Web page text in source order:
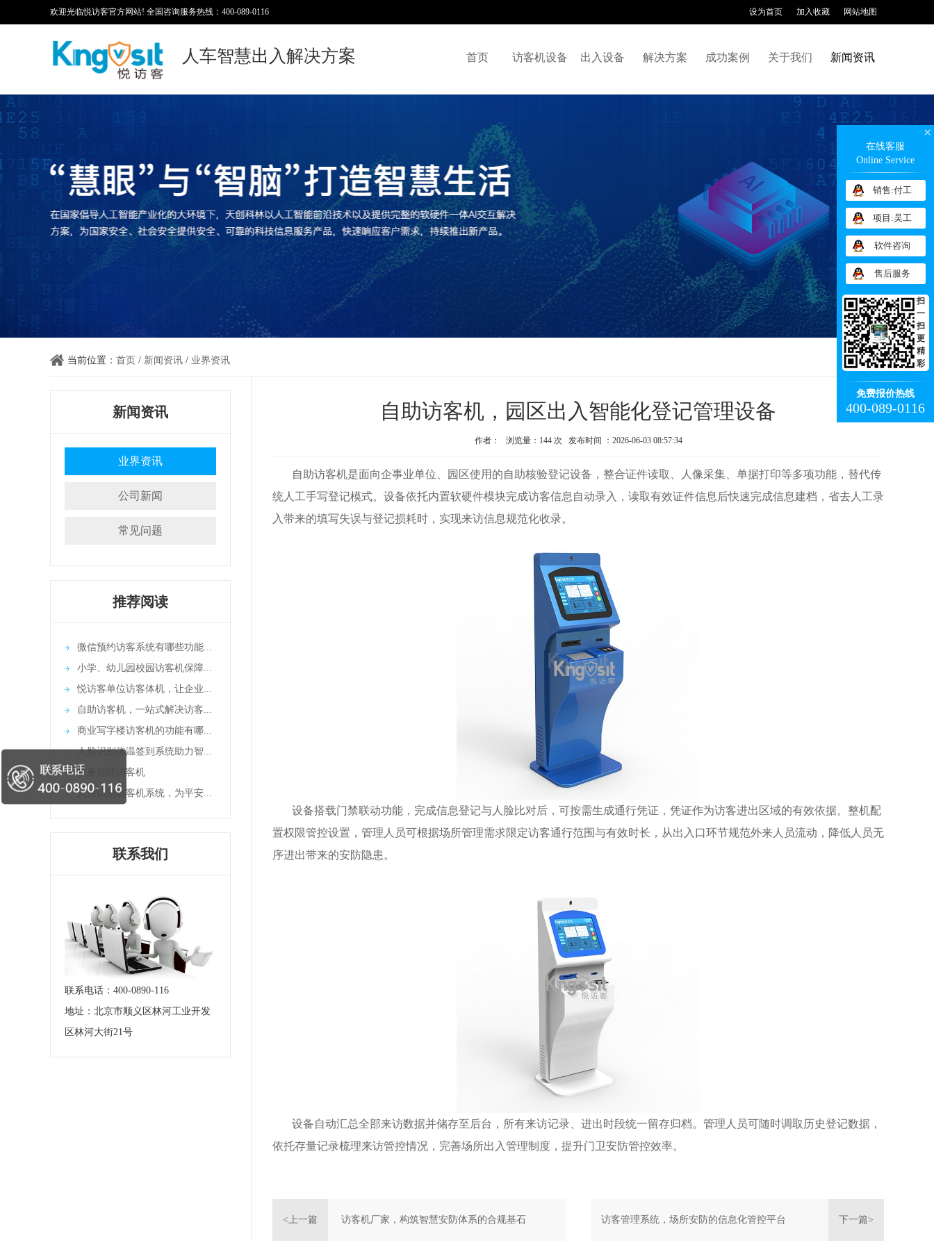
欢迎光临悦访客官方网站! 全国咨询服务热线：400-089-0116 网站地图
加入收藏
设为首页
人车智慧出入解决方案 首页 访客机设备 出入设备 解决方案 成功案例 关于我们 新闻资讯
当前位置： 首页 / 新闻资讯 / 业界资讯
新闻资讯
业界资讯
公司新闻
常见问题
推荐阅读
微信预约访客系统有哪些功能...
小学、幼儿园校园访客机保障...
悦访客单位访客体机，让企业...
自助访客机，一站式解决访客...
商业写字楼访客机的功能有哪...
人脸识别体温签到系统助力智...
政务智能访客机
人脸识别访客机系统，为平安...
联系我们
联系电话：400-0890-116
地址：北京市顺义区林河工业开发
区林河大街21号
自助访客机，园区出入智能化登记管理设备
作者： 浏览量：144 次 发布时间 ：2026-06-03 08:57:34
自助访客机是面向企事业单位、园区使用的自助核验登记设备，整合证件读取、人像采集、单据打印等多项功能，替代传
统人工手写登记模式。设备依托内置软硬件模块完成访客信息自动录入，读取有效证件信息后快速完成信息建档，省去人工录
入带来的填写失误与登记损耗时，实现来访信息规范化收录。
设备搭载门禁联动功能，完成信息登记与人脸比对后，可按需生成通行凭证，凭证作为访客进出区域的有效依据。整机配
置权限管控设置，管理人员可根据场所管理需求限定访客通行范围与有效时长，从出入口环节规范外来人员流动，降低人员无
序进出带来的安防隐患。
设备自动汇总全部来访数据并储存至后台，所有来访记录、进出时段统一留存归档。管理人员可随时调取历史登记数据，
依托存量记录梳理来访管控情况，完善场所出入管理制度，提升门卫安防管控效率。
<上一篇 访客机厂家，构筑智慧安防体系的合规基石 下一篇>
访客管理系统，场所安防的信息化管控平台
×
在线客服
Online Service
销售:付工
项目:吴工
软件咨询
售后服务
扫
一
扫
更
精
彩
免费报价热线
400-089-0116